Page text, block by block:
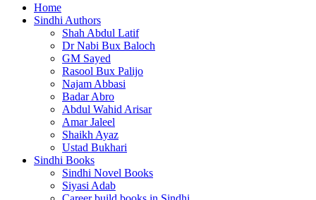
Home
Sindhi Authors
Shah Abdul Latif
Dr Nabi Bux Baloch
GM Sayed
Rasool Bux Palijo
Najam Abbasi
Badar Abro
Abdul Wahid Arisar
Amar Jaleel
Shaikh Ayaz
Ustad Bukhari
Sindhi Books
Sindhi Novel Books
Siyasi Adab